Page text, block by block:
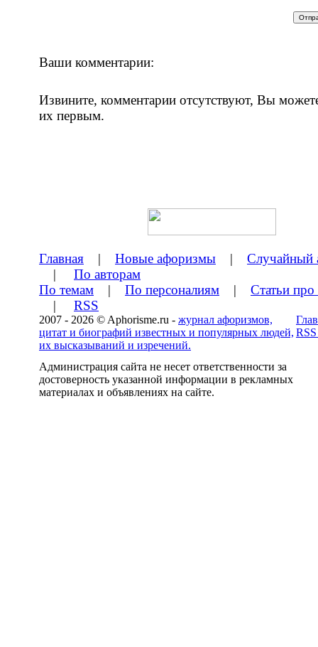
Ваши комментарии:
Извините, комментарии отсутствуют, Вы
их первым.
Главная | Новые афоризмы | Случайный
| По авторам
По темам | По персоналиям | Статьи
| RSS
2007 - 2026 © Aphorisme.ru - журнал афоризмов,
цитат и биографий известных и популярных людей,
их высказываний и изречений.
Администрация сайта не несет ответственности за
достоверность указанной информации в рекламных
материалах и объявлениях на сайте.